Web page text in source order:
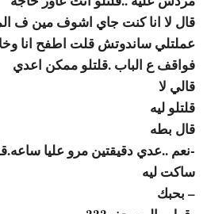
قال لا انا كنت جاي اشوف مين ف
عملتلي ساندوتش قلت اطفح انا
فواقف ع الباب .قلتلو ممكن اعدي
قالي لا
قلتلو ليه
قال بطه
-نعم ..عدي دقيقتين مرو عليا
ساكت ليه
– بحبك